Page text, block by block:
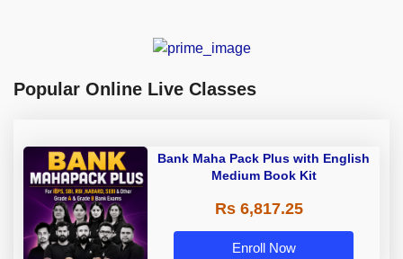
Popular Online Live Classes
Bank Maha Pack Plus with English
Medium Book Kit
Rs 6,817.25
Enroll Now